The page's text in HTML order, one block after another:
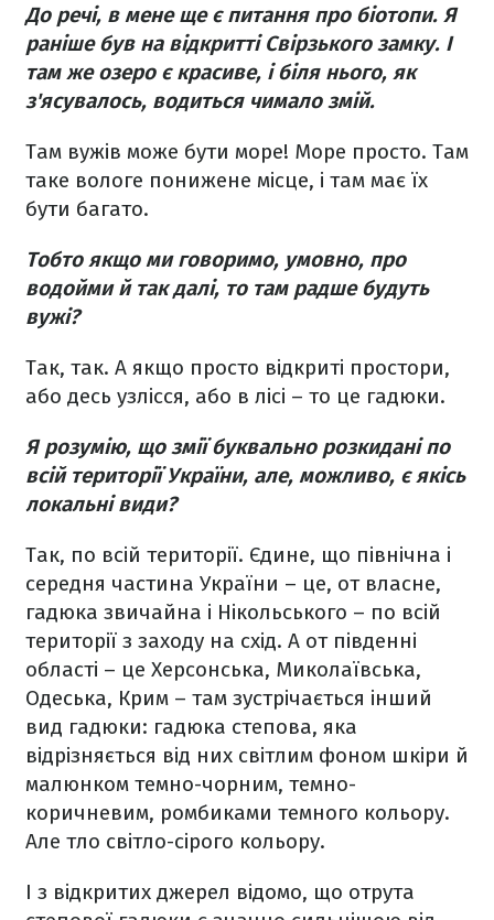
До речі, в мене ще є питання про біотопи. Я
раніше був на відкритті Свірзького замку. І
там же озеро є красиве, і біля нього, як
з'ясувалось, водиться чимало змій.
Там вужів може бути море! Море просто. Там
таке вологе понижене місце, і там має їх
бути багато.
Тобто якщо ми говоримо, умовно, про
водойми й так далі, то там радше будуть
вужі?
Так, так. А якщо просто відкриті простори,
або десь узлісся, або в лісі – то це гадюки.
Я розумію, що змії буквально розкидані по
всій території України, але, можливо, є якісь
локальні види?
Так, по всій території. Єдине, що північна і
середня частина України – це, от власне,
гадюка звичайна і Нікольського – по всій
території з заходу на схід. А от південні
області – це Херсонська, Миколаївська,
Одеська, Крим – там зустрічається інший
вид гадюки: гадюка степова, яка
відрізняється від них світлим фоном шкіри й
малюнком темно-чорним, темно-
коричневим, ромбиками темного кольору.
Але тло світло-сірого кольору.
І з відкритих джерел відомо, що отрута